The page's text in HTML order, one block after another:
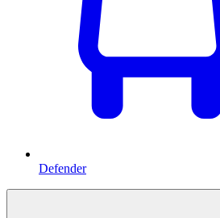
Defender